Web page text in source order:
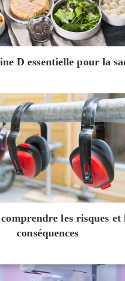
D essentielle pour la
les risques et
conséquences